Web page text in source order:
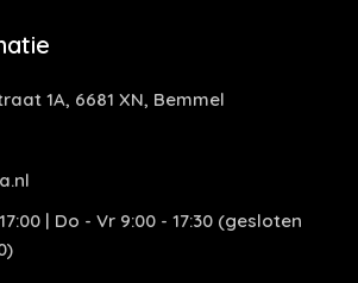
1A, 6681 XN, Bemmel
| Do - Vr 9:00 - 17:30 (gesloten